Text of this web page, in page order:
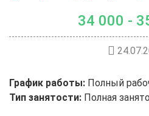
34 000 -
График работы: Полный
Тип занятости: Полная